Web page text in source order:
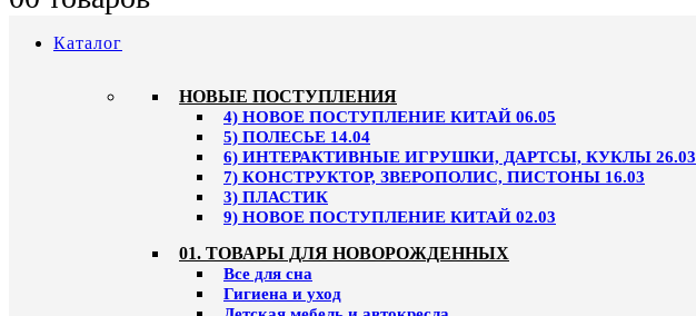
Каталог
НОВЫЕ ПОСТУПЛЕНИЯ
4) НОВОЕ ПОСТУПЛЕНИЕ КИТАЙ 06.05
5) ПОЛЕСЬЕ 14.04
6) ИНТЕРАКТИВНЫЕ ИГРУШКИ, ДАРТСЫ, КУКЛЫ 26.03
7) КОНСТРУКТОР, ЗВЕРОПОЛИС, ПИСТОНЫ 16.03
3) ПЛАСТИК
9) НОВОЕ ПОСТУПЛЕНИЕ КИТАЙ 02.03
01. ТОВАРЫ ДЛЯ НОВОРОЖДЕННЫХ
Все для сна
Гигиена и уход